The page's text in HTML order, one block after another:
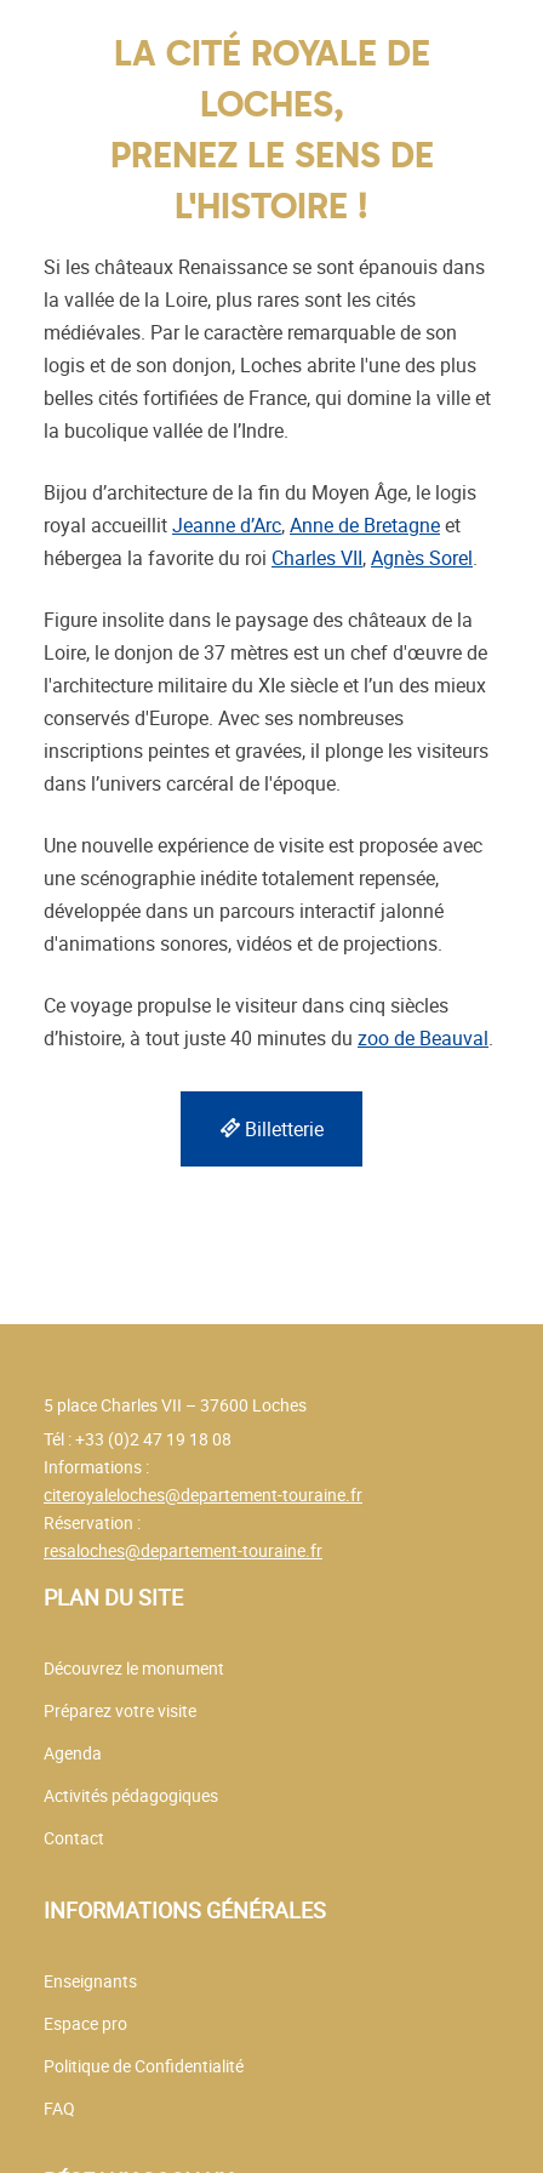
LA CITÉ ROYALE DE
LOCHES,
PRENEZ LE SENS DE
L'HISTOIRE !
Si les châteaux Renaissance se sont épanouis dans
la vallée de la Loire, plus rares sont les cités
médiévales. Par le caractère remarquable de son
logis et de son donjon, Loches abrite l'une des plus
belles cités fortifiées de France, qui domine la ville et
la bucolique vallée de l’Indre.
Bijou d’architecture de la fin du Moyen Âge, le logis
royal accueillitJeanne d’Arc,Anne de Bretagneet
hébergea la favorite du roi Charles VII,Agnès Sorel.
Figure insolite dans le paysage des châteaux de la
Loire, le donjon de 37 mètres est un chef d'œuvre de
l'architecture militaire du XIe siècle et l’un des mieux
conservés d'Europe. Avec ses nombreuses
inscriptions peintes et gravées, il plonge les visiteurs
dans l’univers carcéral de l'époque.
Une nouvelle expérience de visite est proposée avec
une scénographie inédite totalement repensée,
développée dans un parcours interactif jalonné
d'animations sonores, vidéos et de projections.
Ce voyage propulse le visiteur dans cinq siècles
d’histoire, à tout juste 40 minutes du zoo de Beauval.
Billetterie
5 place Charles VII – 37600 Loches
Tél : +33 (0)2 47 19 18 08
Informations :
citeroyaleloches@departement-touraine.fr
Réservation :
resaloches@departement-touraine.fr
PLAN DU SITE
Découvrez le monument
Préparez votre visite
Agenda
Activités pédagogiques
Contact
INFORMATIONS GÉNÉRALES
Enseignants
Espace pro
Politique de Confidentialité
FAQ